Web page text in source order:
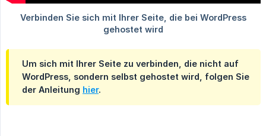
Um sich mit Ihrer Seite zu verbinden, die nicht auf
WordPress, sondern selbst gehostet wird, folgen Sie
der Anleitung hier.